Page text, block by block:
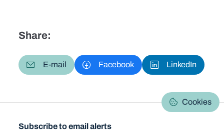
Share:
E-mail Facebook LinkedIn
Cookies
Subscribe to email alerts